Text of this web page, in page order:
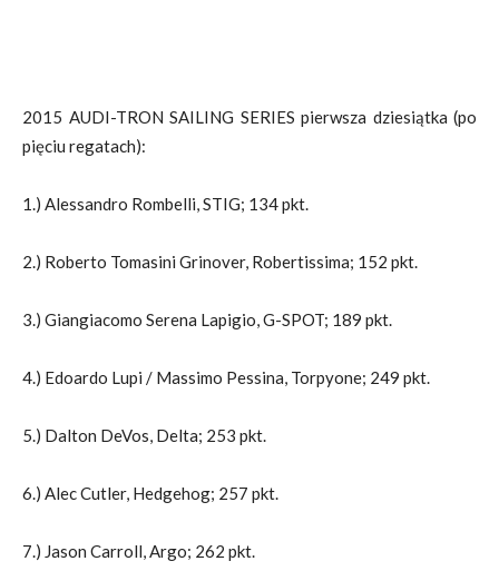
2015 AUDI-TRON SAILING SERIES pierwsza dziesiątka (po
pięciu regatach):
1.) Alessandro Rombelli, STIG; 134 pkt.
2.) Roberto Tomasini Grinover, Robertissima; 152 pkt.
3.) Giangiacomo Serena Lapigio, G-SPOT; 189 pkt.
4.) Edoardo Lupi / Massimo Pessina, Torpyone; 249 pkt.
5.) Dalton DeVos, Delta; 253 pkt.
6.) Alec Cutler, Hedgehog; 257 pkt.
7.) Jason Carroll, Argo; 262 pkt.